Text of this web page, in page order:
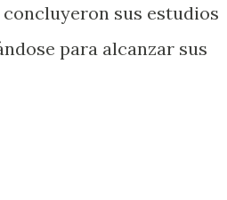
sus estudios
para alcanzar sus